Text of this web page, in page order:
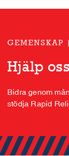
GEMENSKAP
Hjälp
Bidra genom
stödja Rapid